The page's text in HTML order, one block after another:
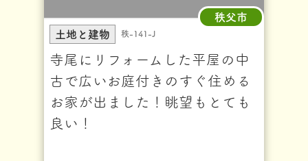
秩父市
土地と建物
秩-141-J
寺尾にリフォームした平屋の中
古で広いお庭付きのすぐ住める
お家が出ました！眺望もとても
良い！